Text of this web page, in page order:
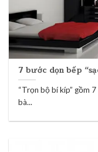
7 bước dọn bếp
“Trọn bộ bí kíp” gồm
bà...